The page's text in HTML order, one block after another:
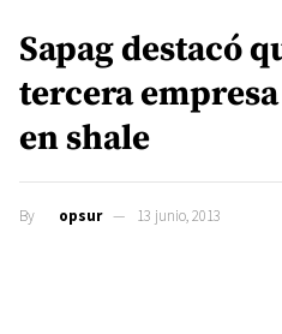
Sapag destacó
tercera
en shale
By opsur 13 junio, 2013